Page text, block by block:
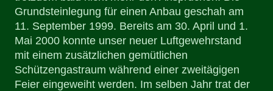
Grundsteinlegung für einen Anbau geschah am
11. September 1999. Bereits am 30. April und 1.
Mai 2000 konnte unser neuer Luftgewehrstand
mit einem zusätzlichen gemütlichen
Schützengastraum während einer zweitägigen
Feier eingeweiht werden. Im selben Jahr trat der